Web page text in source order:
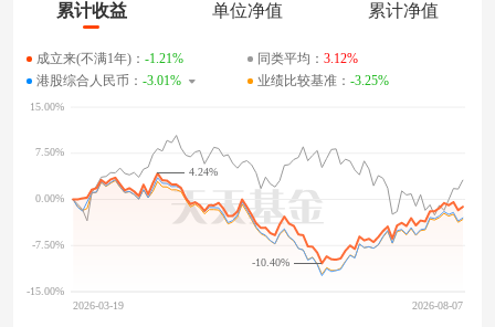
累计收益 单位净值 累计净值
成立来(不满1年)： -1.21% 同类平均： 3.12%
港股综合人民币： -3.01% 业绩比较基准： -3.25%
-10.40%
4.24%